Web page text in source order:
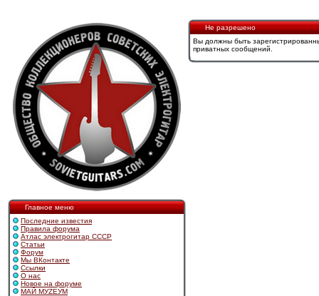
Главное меню
Последние известия
Правила форума
Атлас электрогитар СССР
Статьи
Форум
Мы ВКонтакте
Ссылки
О нас
Новое на форуме
МАЙ МУZЕУМ
Не разрешено
Вы должны быть
приватных сообщений.